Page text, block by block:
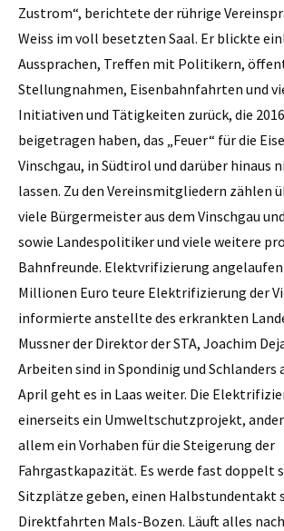
Zustrom“, berichtete der rührige
Weiss im voll besetzten Saal. Er blickte
Aussprachen, Treffen mit Politikern,
Stellungnahmen, Eisenbahnfahrten und
Initiativen und Tätigkeiten zurück, die
beigetragen haben, das „Feuer“ für die
Vinschgau, in Südtirol und darüber hinaus
lassen. Zu den Vereinsmitgliedern zählen
viele Bürgermeister aus dem Vinschgau
sowie Landespolitiker und viele weitere
Bahnfreunde. Elektvrifizierung angelaufen
Millionen Euro teure Elektrifizierung der
informierte anstellte des erkrankten
Mussner der Direktor der STA, Joachim
Arbeiten sind in Spondinig und Schlanders
April geht es in Laas weiter. Die
einerseits ein Umweltschutzprojekt,
allem ein Vorhaben für die Steigerung der
Fahrgastkapazität. Es werde fast doppelt
Sitzplätze geben, einen Halbstundentakt
Direktfahrten Mals-Bozen. Läuft alles